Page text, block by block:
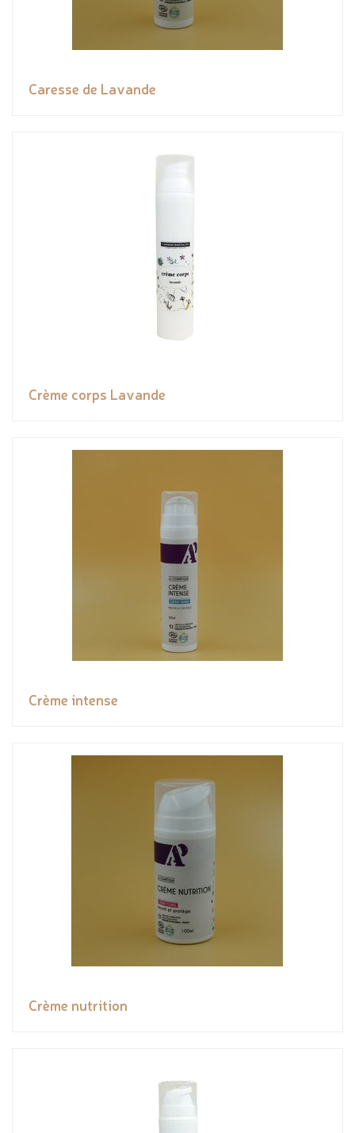
Caresse de Lavande
Crème corps Lavande
Crème intense
Crème nutrition